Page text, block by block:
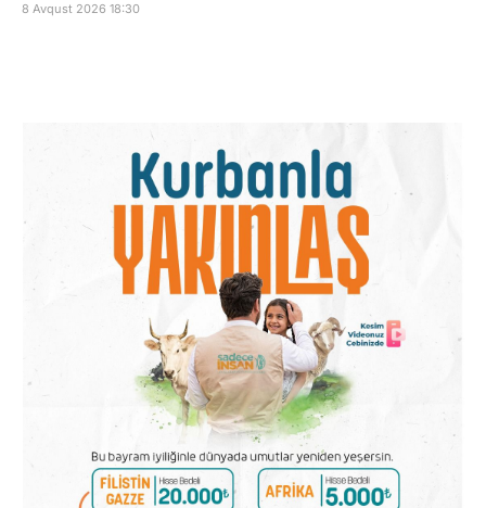
8 Avqust 2026 18:30